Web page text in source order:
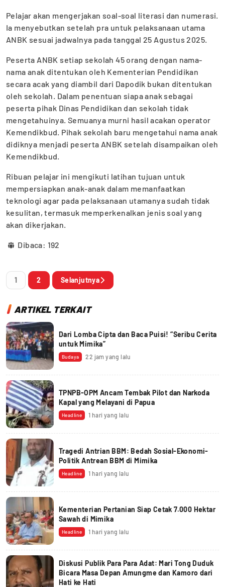
Pelajar akan mengerjakan soal-soal literasi dan numerasi.
Ia menyebutkan setelah pra untuk pelaksanaan utama
ANBK sesuai jadwalnya pada tanggal 25 Agustus 2025.
Peserta ANBK setiap sekolah 45 orang dengan nama-
nama anak ditentukan oleh Kementerian Pendidikan
secara acak yang diambil dari Dapodik bukan ditentukan
oleh sekolah. Dalam penentuan siapa anak sebagai
peserta pihak Dinas Pendidikan dan sekolah tidak
mengetahuinya. Semuanya murni hasil acakan operator
Kemendikbud. Pihak sekolah baru mengetahui nama anak
didiknya menjadi peserta ANBK setelah disampaikan oleh
Kemendikbud.
Ribuan pelajar ini mengikuti latihan tujuan untuk
mempersiapkan anak-anak dalam memanfaatkan
teknologi agar pada pelaksanaan utamanya sudah tidak
kesulitan, termasuk memperkenalkan jenis soal yang
akan dikerjakan.
Dibaca: 192
1 2 Selanjutnya
ARTIKEL TERKAIT
Dari Lomba Cipta dan Baca Puisi! “Seribu Cerita
untuk Mimika”
Budaya 22 jam yang lalu
TPNPB-OPM Ancam Tembak Pilot dan Narkoda
Kapal yang Melayani di Papua
Headline 1 hari yang lalu
Tragedi Antrian BBM: Bedah Sosial-Ekonomi-
Politik Antrean BBM di Mimika
Headline 1 hari yang lalu
Kementerian Pertanian Siap Cetak 7.000 Hektar
Sawah di Mimika
Headline 1 hari yang lalu
Diskusi Publik Para Para Adat: Mari Tong Duduk
Bicara Masa Depan Amungme dan Kamoro dari
Hati ke Hati